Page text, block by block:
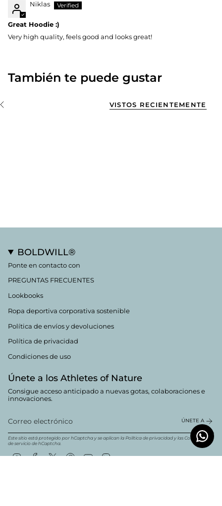
Niklas
Great Hoodie :)
Very high quality, feels good and looks great!
También te puede gustar
VISTOS RECIENTEMENTE
BOLDWILL®
Ponte en contacto con
PREGUNTAS FRECUENTES
Lookbooks
Ropa deportiva corporativa sostenible
Política de envíos y devoluciones
Política de privacidad
Condiciones de uso
Únete a los Athletes of Nature
Consigue acceso anticipado a nuevas gotas, colaboraciones e
innovaciones.
ÚNETE A
Este sitio está protegido por hCaptcha y se aplican laPolítica de privacidady lasCondiciones
de serviciode hCaptcha.
InstagramFacebook
TwitterPinterestYouTubeLinkedin